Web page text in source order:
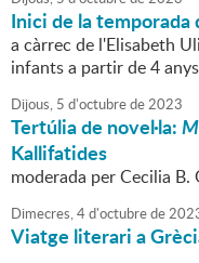
Inici de la
a càrrec de l'Elisabeth
infants a partir de 4
Dijous, 5 d'octubrede2023
Tertúlia de novel·la:
Kallifatides
moderada per Cecilia B.
Dimecres,4d'octubrede
Viatge literari a